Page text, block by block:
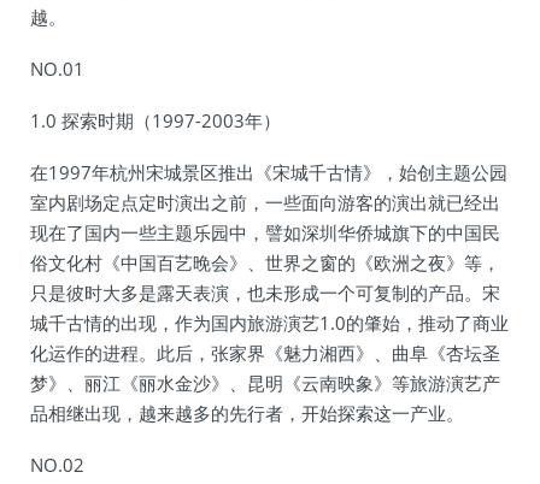
越。
NO.01
1.0 探索时期（1997-2003年）
在1997年杭州宋城景区推出《宋城千古情》，始创主题公园
室内剧场定点定时演出之前，一些面向游客的演出就已经出
现在了国内一些主题乐园中，譬如深圳华侨城旗下的中国民
俗文化村《中国百艺晚会》、世界之窗的《欧洲之夜》等，
只是彼时大多是露天表演，也未形成一个可复制的产品。宋
城千古情的出现，作为国内旅游演艺1.0的肇始，推动了商业
化运作的进程。此后，张家界《魅力湘西》、曲阜《杏坛圣
梦》、丽江《丽水金沙》、昆明《云南映象》等旅游演艺产
品相继出现，越来越多的先行者，开始探索这一产业。
NO.02